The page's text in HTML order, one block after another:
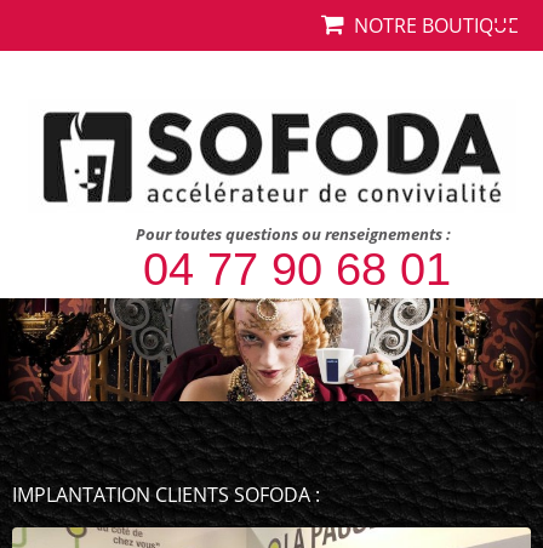
NOTRE BOUTIQUE
Pour toutes questions ou renseignements :
04 77 90 68 01
Nos clients
IMPLANTATION CLIENTS SOFODA :